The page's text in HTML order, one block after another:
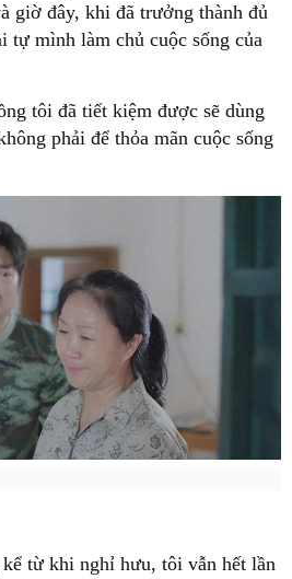
giờ đây, khi đã trưởng thành đủ
tự mình làm chủ cuộc sống của
tôi đã tiết kiệm được sẽ dùng
phải để thỏa mãn cuộc sống
từ khi nghỉ hưu, tôi vẫn hết lần